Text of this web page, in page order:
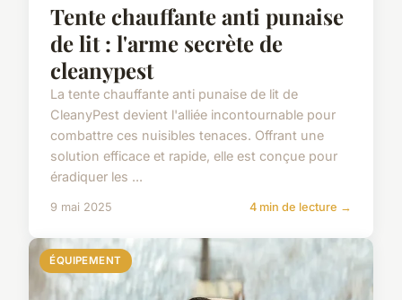
Tente chauffante anti punaise
de lit : l'arme secrète de
cleanypest
La tente chauffante anti punaise de lit de
CleanyPest devient l'alliée incontournable pour
combattre ces nuisibles tenaces. Offrant une
solution efficace et rapide, elle est conçue pour
éradiquer les ...
9 mai 2025 4 min de lecture →
ÉQUIPEMENT